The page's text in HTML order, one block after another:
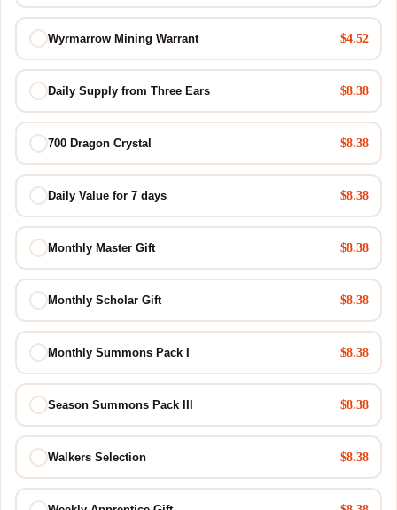
Wyrmarrow Mining Warrant $4.52
Daily Supply from Three Ears $8.38
700 Dragon Crystal $8.38
Daily Value for 7 days $8.38
Monthly Master Gift $8.38
Monthly Scholar Gift $8.38
Monthly Summons Pack I $8.38
Season Summons Pack III $8.38
Walkers Selection $8.38